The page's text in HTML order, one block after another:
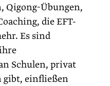
Übungen,
die EFT-
Es sind
Schulen, privat
gibt, einfließen